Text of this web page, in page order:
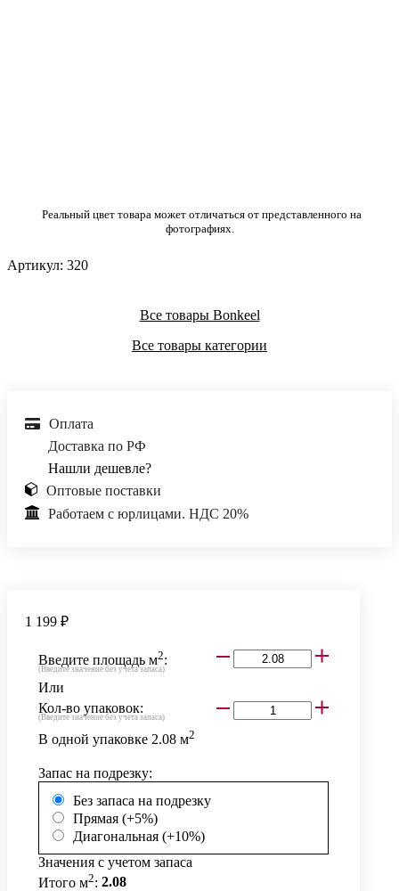
Реальный цвет товара может отличаться от представленного на
фотографиях.
Артикул: 320
Все товары Bonkeel
Все товары категории
Оплата
Доставка по РФ
Нашли дешевле?
Оптовые поставки
Работаем с юрлицами. НДС 20%
1 199 ₽
Введите площадь м2:
(Введите значение без учета запаса)
Или
Кол-во упаковок:
(Введите значение без учета запаса)
В одной упаковке 2.08 м2
Запас на подрезку:
Без запаса на подрезку
Прямая (+5%)
Диагональная (+10%)
Значения с учетом запаса
Итого м2: 2.08